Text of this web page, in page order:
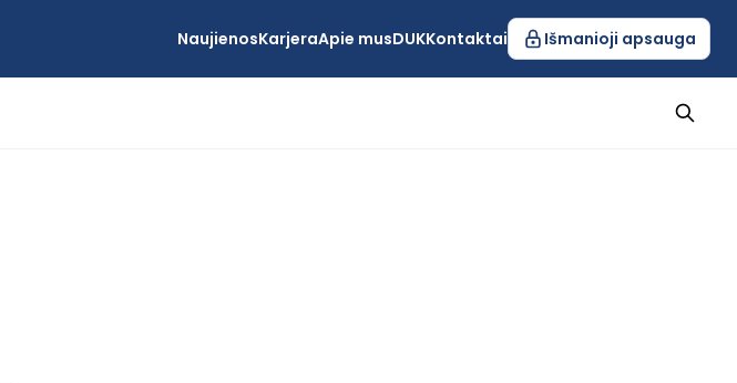
NaujienosKarjeraApie musDUKKontaktai Išmanioji apsauga